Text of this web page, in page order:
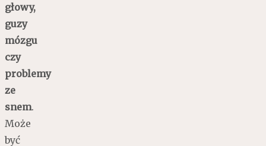
głowy,
guzy
mózgu
czy
problemy
ze
snem.
Może
być